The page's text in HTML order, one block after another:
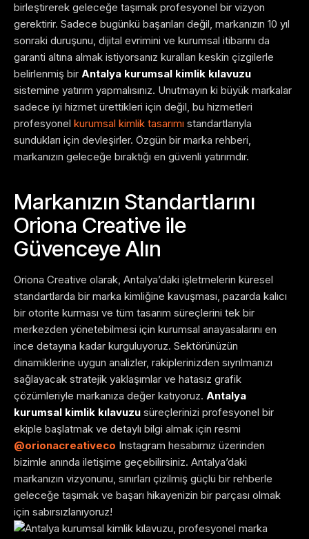
birleştirerek geleceğe taşımak profesyonel bir vizyon
gerektirir. Sadece bugünkü başarıları değil, markanızın 10 yıl
sonraki duruşunu, dijital evrimini ve kurumsal itibarını da
garanti altına almak istiyorsanız kuralları keskin çizgilerle
belirlenmiş bir Antalya kurumsal kimlik kılavuzu
sistemine yatırım yapmalısınız. Unutmayın ki büyük markalar
sadece iyi hizmet ürettikleri için değil, bu hizmetleri
profesyonel kurumsal kimlik tasarımı standartlarıyla
sundukları için devleşirler. Özgün bir marka rehberi,
markanızın geleceğe bıraktığı en güvenli yatırımdır.
Markanızın Standartlarını
Oriona Creative ile
Güvenceye Alın
Oriona Creative olarak, Antalya’daki işletmelerin küresel
standartlarda bir marka kimliğine kavuşması, pazarda kalıcı
bir otorite kurması ve tüm tasarım süreçlerini tek bir
merkezden yönetebilmesi için kurumsal anayasalarını en
ince detayına kadar kurguluyoruz. Sektörünüzün
dinamiklerine uygun analizler, rakiplerinizden sıyrılmanızı
sağlayacak stratejik yaklaşımlar ve hatasız grafik
çözümleriyle markanıza değer katıyoruz. Antalya
kurumsal kimlik kılavuzu süreçlerinizi profesyonel bir
ekiple başlatmak ve detaylı bilgi almak için resmi
@orionacreativeco Instagram hesabımız üzerinden
bizimle anında iletişime geçebilirsiniz. Antalya’daki
markanızın vizyonunu, sınırları çizilmiş güçlü bir rehberle
geleceğe taşımak ve başarı hikayenizin bir parçası olmak
için sabırsızlanıyoruz!